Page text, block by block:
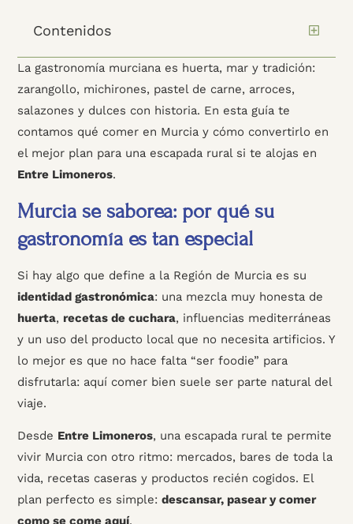
Contenidos
La gastronomía murciana es huerta, mar y tradición:
zarangollo, michirones, pastel de carne, arroces,
salazones y dulces con historia. En esta guía te
contamos qué comer en Murcia y cómo convertirlo en
el mejor plan para una escapada rural si te alojas en
Entre Limoneros.
Murcia se saborea: por qué su
gastronomía es tan especial
Si hay algo que define a la Región de Murcia es su
identidad gastronómica: una mezcla muy honesta de
huerta, recetas de cuchara, influencias mediterráneas
y un uso del producto local que no necesita artificios. Y
lo mejor es que no hace falta “ser foodie” para
disfrutarla: aquí comer bien suele ser parte natural del
viaje.
Desde Entre Limoneros, una escapada rural te permite
vivir Murcia con otro ritmo: mercados, bares de toda la
vida, recetas caseras y productos recién cogidos. El
plan perfecto es simple: descansar, pasear y comer
como se come aquí.